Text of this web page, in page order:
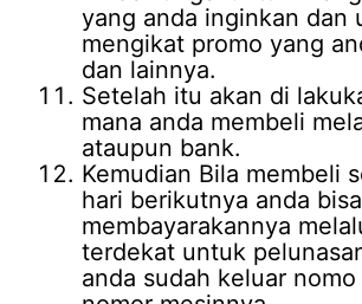
yang anda inginkan dan
mengikat promo yang
dan lainnya.
Setelah itu akan di
mana anda membeli
ataupun bank.
Kemudian Bila membeli
hari berikutnya anda bisa
membayarakannya
terdekat untuk
anda sudah keluar